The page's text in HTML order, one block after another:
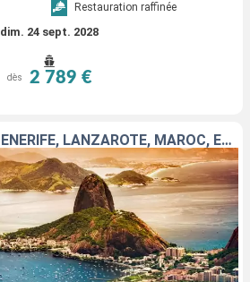
Restauration raffinée
dim. 24 sept. 2028
dès 2 789 €
BRÉSIL, CAP-VERT, TENERIFE, LANZAROTE, MAROC, ESPAGNE, ITALIE